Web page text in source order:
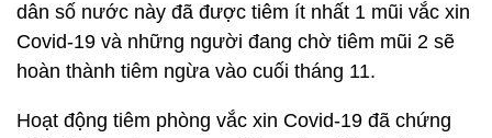
dân số nước này đã được tiêm ít nhất 1 mũi vắc xin
Covid-19 và những người đang chờ tiêm mũi 2 sẽ
hoàn thành tiêm ngừa vào cuối tháng 11.
Hoạt động tiêm phòng vắc xin Covid-19 đã chứng